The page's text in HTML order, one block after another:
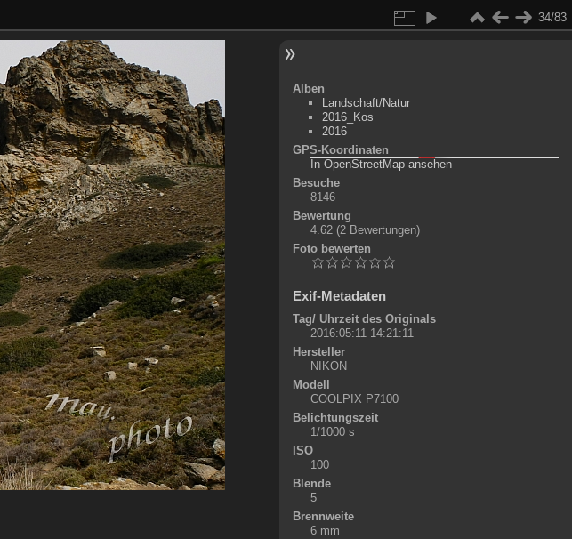
34/83
Alben
Landschaft/Natur
2016_Kos
2016
GPS-Koordinaten
+
-
©
In OpenStreetMap ansehen
Besuche
8146
Bewertung
4.62 (2 Bewertungen)
Foto bewerten
Exif-Metadaten
Tag/ Uhrzeit des Originals
2016:05:11 14:21:11
Hersteller
NIKON
Modell
COOLPIX P7100
Belichtungszeit
1/1000 s
ISO
100
Blende
5
Brennweite
6 mm